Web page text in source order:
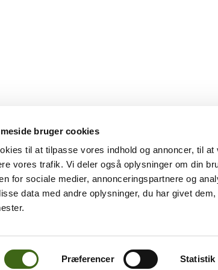
bruger cookies
til at tilpasse vores indhold og annoncer, til
vores trafik. Vi deler også oplysninger om din
for sociale medier, annonceringspartnere og
data med andre oplysninger, du har givet
Præferencer Statistik